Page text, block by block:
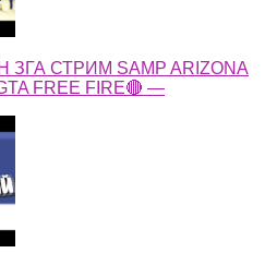
СТРИМ SAMP ARIZONA
FREE FIRE🔴 —